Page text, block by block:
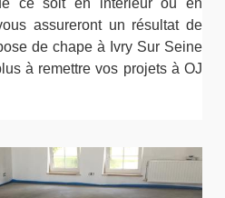
ce soit en intérieur ou en
assureront un résultat de
de chape à Ivry Sur Seine
à remettre vos projets à OJ